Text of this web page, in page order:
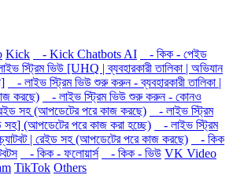
Kick - Kick Chatbots AI
- কিক - পেইড
স্ট্রিম ভিউ [UHQ | ব্যবহারকারী তালিকা | অভিযান
- লাইভ স্ট্রিম ভিউ শুরু করুন - ব্যবহারকারী তালিকা |
করছে)
- লাইভ স্ট্রিম ভিউ শুরু করুন - কোনও
রেইড সহ (আপডেটের পরে কাজ করছে)
- লাইভ স্ট্রিম
সহ] (আপডেটের পরে কাজ করা হচ্ছে)
- লাইভ স্ট্রিম
| রেইড সহ (আপডেটের পরে কাজ করছে)
- কিক
- কিক - ফলোয়ার্স - কিক - ভিউ VK Video
TikTok Others